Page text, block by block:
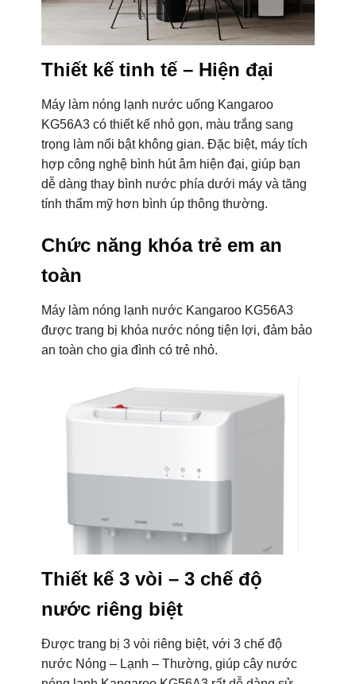
Thiết kế tinh tế – Hiện đại
Máy làm nóng lạnh nước uống Kangaroo
KG56A3 có thiết kế nhỏ gọn, màu trắng sang
trọng làm nổi bật không gian. Đặc biệt, máy tích
hợp công nghệ bình hút âm hiện đại, giúp bạn
dễ dàng thay bình nước phía dưới máy và tăng
tính thẩm mỹ hơn bình úp thông thường.
Chức năng khóa trẻ em an
toàn
Máy làm nóng lạnh nước Kangaroo KG56A3
được trang bị khóa nước nóng tiện lợi, đảm bảo
an toàn cho gia đình có trẻ nhỏ.
Thiết kế 3 vòi – 3 chế độ
nước riêng biệt
Được trang bị 3 vòi riêng biệt, với 3 chế độ
nước Nóng – Lạnh – Thường, giúp cây nước